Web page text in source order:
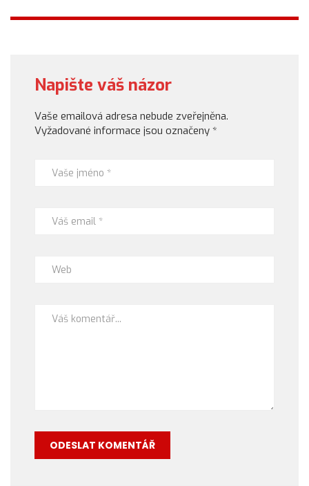
Napište váš názor
Vaše emailová adresa nebude zveřejněna.
Vyžadované informace jsou označeny *